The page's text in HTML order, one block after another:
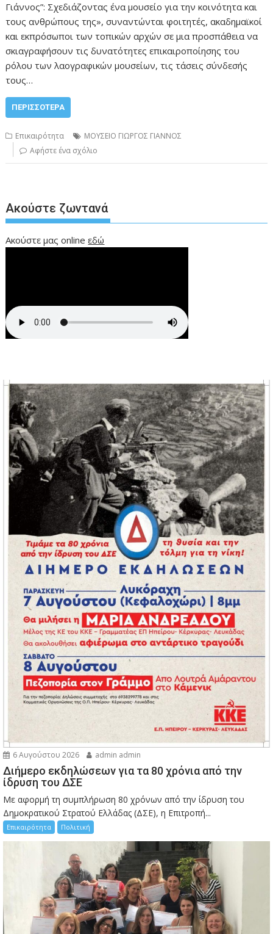
Γιάννος”: Σχεδιάζοντας ένα μουσείο για την κοινότητα και
τους ανθρώπους της», συναντώνται φοιτητές, ακαδημαϊκοί
και εκπρόσωποι των τοπικών αρχών σε μια προσπάθεια να
σκιαγραφήσουν τις δυνατότητες επικαιροποίησης του
ρόλου των λαογραφικών μουσείων, τις τάσεις σύνδεσής
τους…
ΠΕΡΙΣΣΌΤΕΡΑ
Επικαιρότητα
ΜΟΥΣΕΙΟ ΓΙΩΡΓΟΣ ΓΙΑΝΝΟΣ
Αφήστε ένα σχόλιο
Ακούστε ζωντανά
Ακούστε μας onlineεδώ
6 Αυγούστου 2026 admin admin
Διήμερο εκδηλώσεων για τα 80 χρόνια από την
ίδρυση του ΔΣΕ
Με αφορμή τη συμπλήρωση 80 χρόνων από την ίδρυση του
Δημοκρατικού Στρατού Ελλάδας (ΔΣΕ), η Επιτροπή...
Επικαιρότητα Πολιτική